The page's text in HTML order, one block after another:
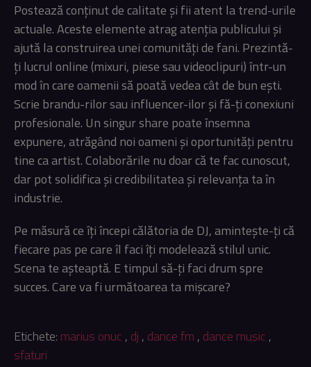
Postează conținut de calitate și fii atent la trend-urile
actuale. Aceste elemente atrag atenția publicului și
ajută la construirea unei comunități de fani. Prezintă-
ți lucrul online (mixuri, piese sau videoclipuri) într-un
mod în care oamenii să poată vedea cât de bun ești.
Scrie brandu-rilor sau influencer-ilor și fă-ți conexiuni
profesionale. Un singur share poate însemna
expunere, atrăgând noi oameni și oportunități pentru
tine ca artist. Colaborările nu doar că te fac cunoscut,
dar pot solidifica și credibilitatea și relevanța ta în
industrie.
Pe măsură ce îți începi călătoria de DJ, amintește-ți că
fiecare pas pe care îl faci îți modelează stilul unic.
Scena te așteaptă. E timpul să-ți faci drum spre
succes. Care va fi următoarea ta mișcare?
Etichete: marius onuc , dj , dance fm , dance music ,
sfaturi